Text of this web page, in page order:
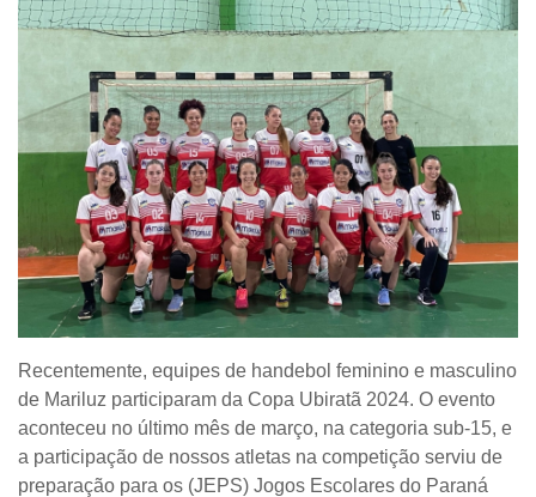
Recentemente, equipes de handebol feminino e masculino
de Mariluz participaram da Copa Ubiratã 2024. O evento
aconteceu no último mês de março, na categoria sub-15, e
a participação de nossos atletas na competição serviu de
preparação para os (JEPS) Jogos Escolares do Paraná